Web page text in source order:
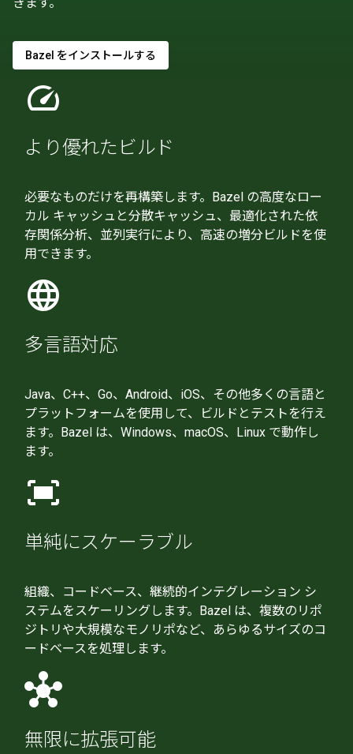
Bazel をインストールする
speed
より優れたビルド
必要なものだけを再構築します。Bazel の高度なロー
カル キャッシュと分散キャッシュ、最適化された依
存関係分析、並列実行により、高速の増分ビルドを使
用できます。
language
多言語対応
Java、C++、Go、Android、iOS、その他多くの言語と
プラットフォームを使用して、ビルドとテストを行え
ます。Bazel は、Windows、macOS、Linux で動作し
ます。
fit_screen
単純にスケーラブル
組織、コードベース、継続的インテグレーション シ
ステムをスケーリングします。Bazel は、複数のリポ
ジトリや大規模なモノリポなど、あらゆるサイズのコ
ードベースを処理します。
hub
無限に拡張可能